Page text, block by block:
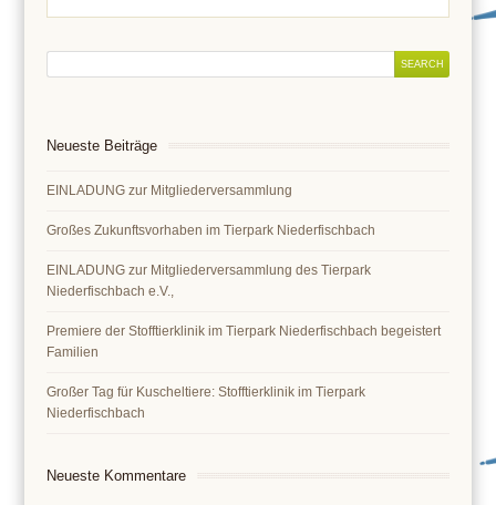
Neueste Beiträge
EINLADUNG zur Mitgliederversammlung
Großes Zukunftsvorhaben im Tierpark Niederfischbach
EINLADUNG zur Mitgliederversammlung des Tierpark
Niederfischbach e.V.,
Premiere der Stofftierklinik im Tierpark Niederfischbach begeistert
Familien
Großer Tag für Kuscheltiere: Stofftierklinik im Tierpark
Niederfischbach
Neueste Kommentare